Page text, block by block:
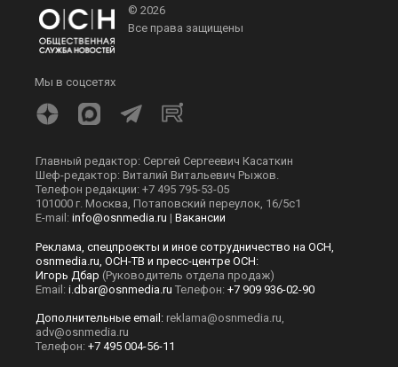
© 2026
Все права защищены
Мы в соцсетях
Главный редактор: Сергей Сергеевич Касаткин
Шеф-редактор: Виталий Витальевич Рыжов.
Телефон редакции: +7 495 795-53-05
101000 г. Москва, Потаповский переулок, 16/5с1
E-mail: info@osnmedia.ru | Вакансии
Реклама, спецпроекты и иное сотрудничество на ОСН,
osnmedia.ru, ОСН-ТВ и пресс-центре ОСН:
Игорь Дбар (Руководитель отдела продаж)
Email: i.dbar@osnmedia.ru Телефон: +7 909 936-02-90
Дополнительные email: reklama@osnmedia.ru
adv@osnmedia.ru
Телефон: +7 495 004-56-11